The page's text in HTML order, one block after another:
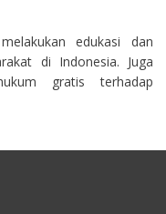
edukasi dan
di Indonesia. Juga
gratis terhadap